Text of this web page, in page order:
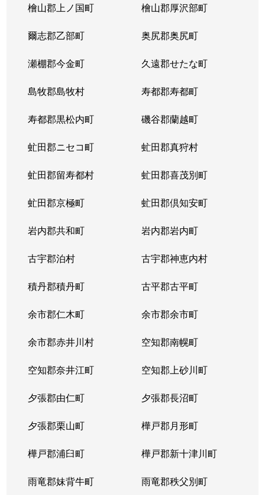
檜山郡上ノ国町 檜山郡厚沢部町
爾志郡乙部町 奥尻郡奥尻町
瀬棚郡今金町 久遠郡せたな町
島牧郡島牧村 寿都郡寿都町
寿都郡黒松内町 磯谷郡蘭越町
虻田郡ニセコ町 虻田郡真狩村
虻田郡留寿都村 虻田郡喜茂別町
虻田郡京極町 虻田郡倶知安町
岩内郡共和町 岩内郡岩内町
古宇郡泊村 古宇郡神恵内村
積丹郡積丹町 古平郡古平町
余市郡仁木町 余市郡余市町
余市郡赤井川村 空知郡南幌町
空知郡奈井江町 空知郡上砂川町
夕張郡由仁町 夕張郡長沼町
夕張郡栗山町 樺戸郡月形町
樺戸郡浦臼町 樺戸郡新十津川町
雨竜郡妹背牛町 雨竜郡秩父別町